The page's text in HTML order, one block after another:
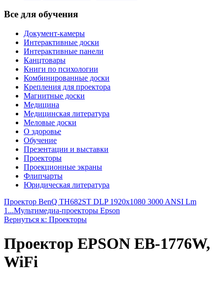
Все для обучения
Документ-камеры
Интерактивные доски
Интерактивные панели
Канцтовары
Книги по психологии
Комбинированные доски
Крепления для проектора
Магнитные доски
Медицина
Медицинская литература
Меловые доски
О здоровье
Обучение
Презентации и выставки
Проекторы
Проекционные экраны
Флипчарты
Юридическая литература
Проектор BenQ TH682ST DLP 1920x1080 3000 ANSI Lm
1...Мультимедиа-проекторы Epson
Вернуться к: Проекторы
Проектор EPSON EB-1776W,
WiFi